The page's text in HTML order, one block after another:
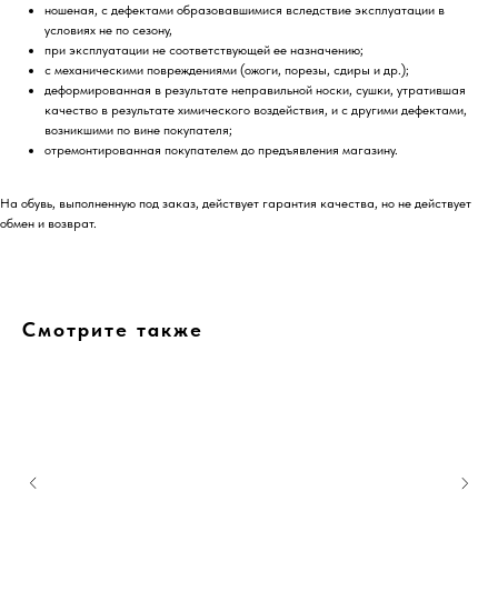
ношеная, с дефектами образовавшимися вследствие эксплуатации в
условиях не по сезону,
при эксплуатации не соответствующей ее назначению;
с механическими повреждениями (ожоги, порезы, сдиры и др.);
деформированная в результате неправильной носки, сушки, утратившая
качество в результате химического воздействия, и с другими дефектами,
возникшими по вине покупателя;
отремонтированная покупателем до предъявления магазину.
На обувь, выполненную под заказ, действует гарантия качества, но не действует
обмен и возврат.
Смотрите также